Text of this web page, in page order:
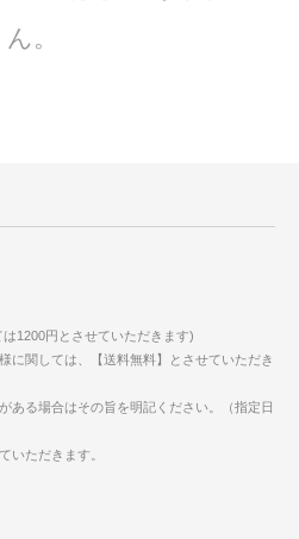
ん。
1200円とさせていただきます)
に関しては、【送料無料】とさせていただき
ある場合はその旨を明記ください。（指定日
いただきます。